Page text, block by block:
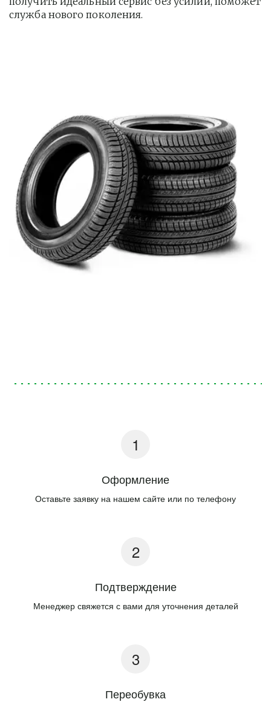
служба нового поколения.
Оформление
Оставьте заявку на нашем сайте или по телефону
Подтверждение
Менеджер свяжется с вами для уточнения деталей
Переобувка